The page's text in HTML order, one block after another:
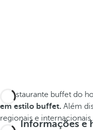
O restaurante buffet do
em estilo buffet. Além
regionais e internacionais.
Informações e